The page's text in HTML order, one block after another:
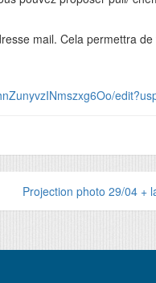
mail. Cela permettra de
Projection photo 29/04 +